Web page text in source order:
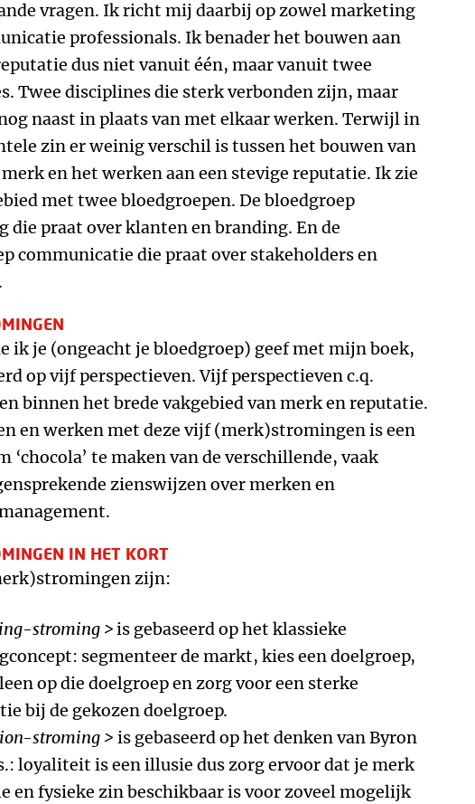
vragen. Ik richt mij daarbij op zowel marketing
professionals. Ik benader het bouwen aan
dus niet vanuit één, maar vanuit twee
Twee disciplines die sterk verbonden zijn, maar
naast in plaats van met elkaar werken. Terwijl in
zin er weinig verschil is tussen het bouwen van
en het werken aan een stevige reputatie. Ik zie
met twee bloedgroepen. De bloedgroep
die praat over klanten en branding. En de
communicatie die praat over stakeholders en
ik je (ongeacht je bloedgroep) geef met mijn boek,
op vijf perspectieven. Vijf perspectieven c.q.
binnen het brede vakgebied van merk en reputatie.
en werken met deze vijf (merk)stromingen is een
‘chocola’ te maken van de verschillende, vaak
zienswijzen over merken en
IN HET KORT
zijn:
stroming >is gebaseerd op het klassieke
segmenteer de markt, kies een doelgroep,
op die doelgroep en zorg voor een sterke
bij de gekozen doelgroep.
stroming > is gebaseerd op het denken van Byron
loyaliteit is een illusie dus zorg ervoor dat je merk
en fysieke zin beschikbaar is voor zoveel mogelijk